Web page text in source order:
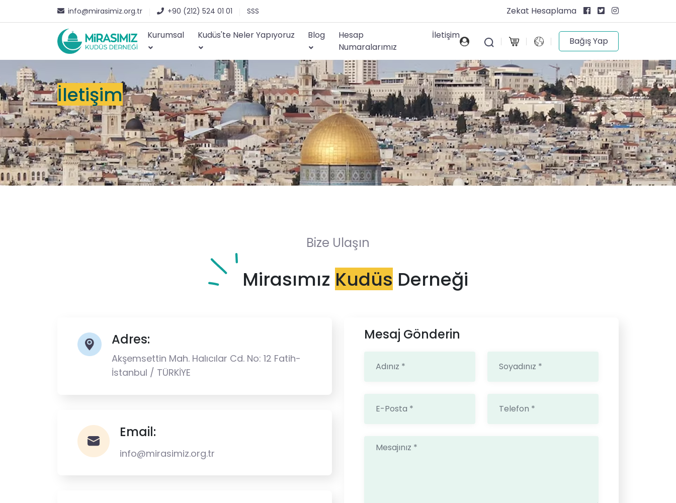
info@mirasimiz.org.tr +90 (212) 524 01 01 SSS Zekat Hesaplama
Kurumsal Kudüs'te Neler Yapıyoruz Blog
Hesap
Numaralarımız
İletişim
Bağış Yap
İletişim
Bize Ulaşın
Mirasımız Kudüs Derneği
Adres:
Akşemsettin Mah. Halıcılar Cd. No: 12 Fatih-
İstanbul / TÜRKİYE
Email:
info@mirasimiz.org.tr
Mesaj Gönderin